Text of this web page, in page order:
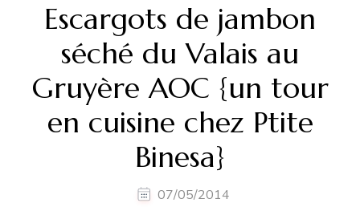
Escargots de jambon
séché du Valais au
Gruyère AOC {un tour
en cuisine chez Ptite
Binesa}
07/05/2014